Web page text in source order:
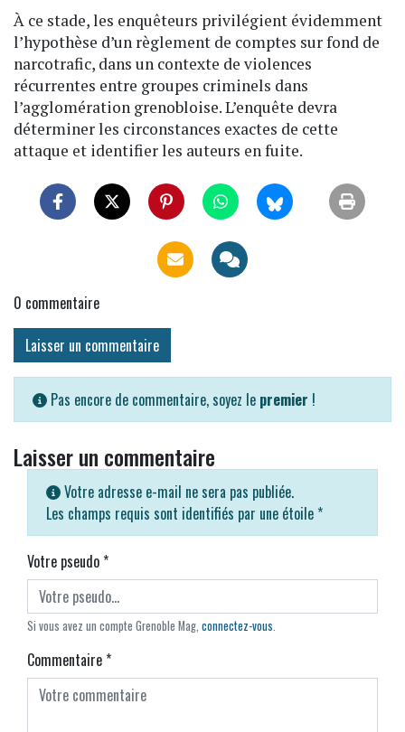
À ce stade, les enquêteurs privilégient évidemment
l’hypothèse d’un règlement de comptes sur fond de
narcotrafic, dans un contexte de violences
récurrentes entre groupes criminels dans
l’agglomération grenobloise. L’enquête devra
déterminer les circonstances exactes de cette
attaque et identifier les auteurs en fuite.
0 commentaire
Laisser un commentaire
Pas encore de commentaire, soyez le premier !
Laisser un commentaire
Votre adresse e-mail ne sera pas publiée.
Les champs requis sont identifiés par une étoile *
Votre pseudo*
Si vous avez un compte Grenoble Mag, connectez-vous.
Commentaire*